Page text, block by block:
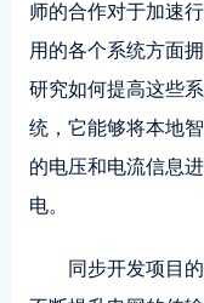
师的合作对于加速
用的各个系统方面
研究如何提高这些
统，它能够将本地
的电压和电流信息
电。
同步开发项目